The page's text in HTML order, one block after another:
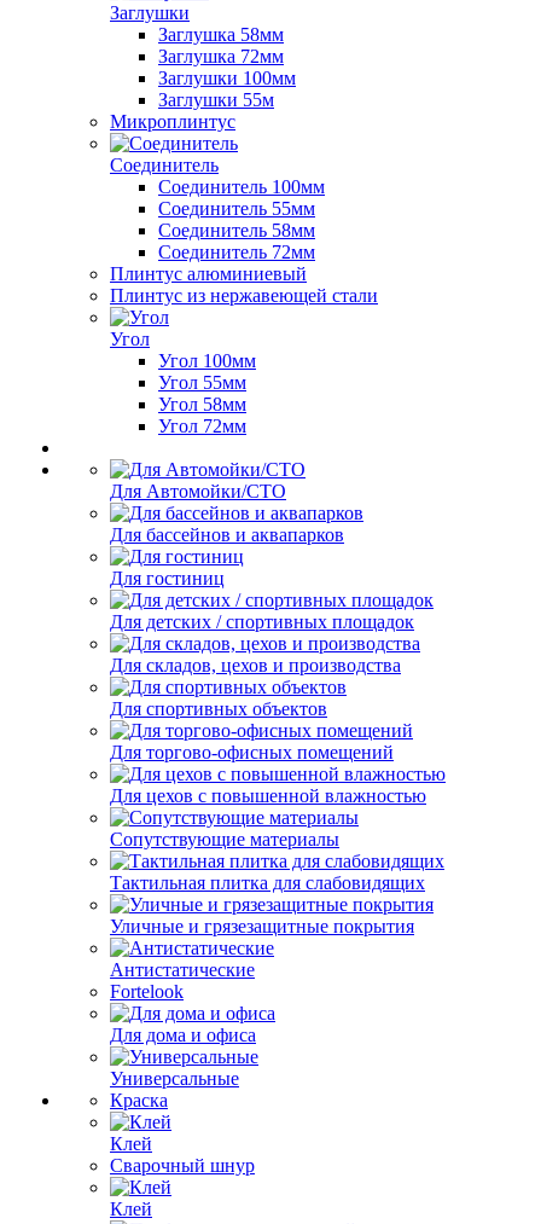
Заглушки
Заглушка 58мм
Заглушка 72мм
Заглушки 100мм
Заглушки 55м
Микроплинтус
Соединитель
Соединитель 100мм
Соединитель 55мм
Соединитель 58мм
Соединитель 72мм
Плинтус алюминиевый
Плинтус из нержавеющей стали
Угол
Угол 100мм
Угол 55мм
Угол 58мм
Угол 72мм
Для Автомойки/СТО
Для бассейнов и аквапарков
Для гостиниц
Для детских / спортивных площадок
Для складов, цехов и производства
Для спортивных объектов
Для торгово-офисных помещений
Для цехов с повышенной влажностью
Сопутствующие материалы
Тактильная плитка для слабовидящих
Уличные и грязезащитные покрытия
Антистатические
Fortelook
Для дома и офиса
Универсальные
Краска
Клей
Сварочный шнур
Клей